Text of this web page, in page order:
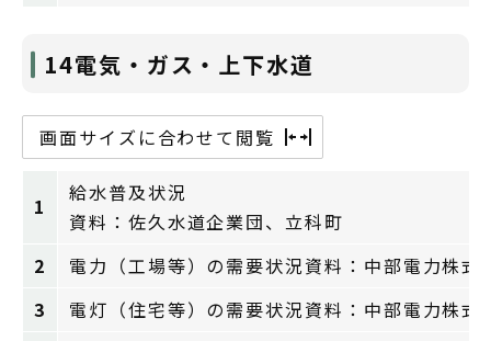
14電気・ガス・上下水道
画面サイズに合わせて閲覧
1
給水普及状況
資料：佐久水道企業団、立科町
2
電力（工場等）の需要状況資料：中部電力株式
3
電灯（住宅等）の需要状況資料：中部電力株式